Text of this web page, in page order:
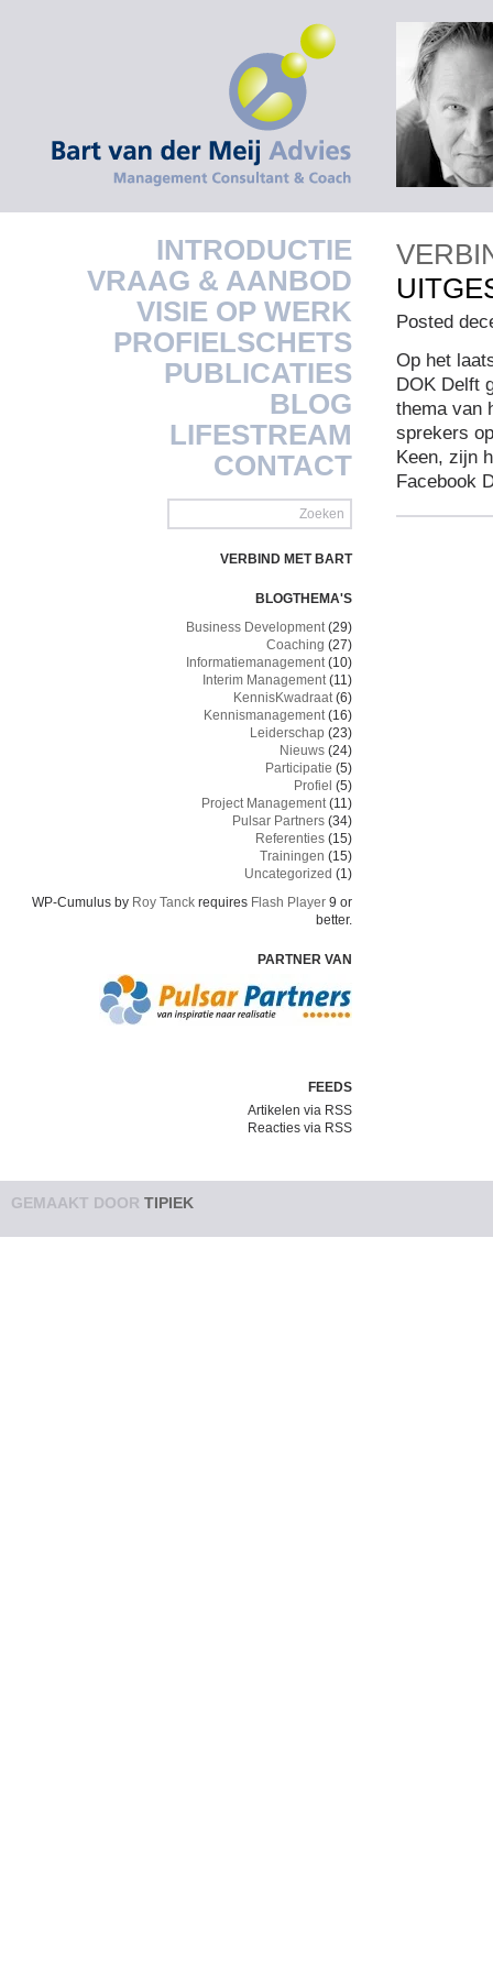
INTRODUCTIE
VRAAG & AANBOD
VISIE OP WERK
PROFIELSCHETS
PUBLICATIES
BLOG
LIFESTREAM
CONTACT
VERBIND MET BART
BLOGTHEMA'S
Business Development(29)
Coaching (27)
Informatiemanagement(10)
Interim Management(11)
KennisKwadraat(6)
Kennismanagement(16)
Leiderschap (23)
Nieuws (24)
Participatie (5)
Profiel (5)
Project Management(11)
Pulsar Partners (34)
Referenties (15)
Trainingen (15)
Uncategorized (1)
WP-Cumulus by Roy Tanck requires Flash Player 9 or
better.
PARTNER VAN
FEEDS
Artikelen via RSS
Reacties via RSS
Posted
Op het
DOK Delft
thema van
sprekers
Keen, zijn
Facebook
GEMAAKT DOOR TIPIEK